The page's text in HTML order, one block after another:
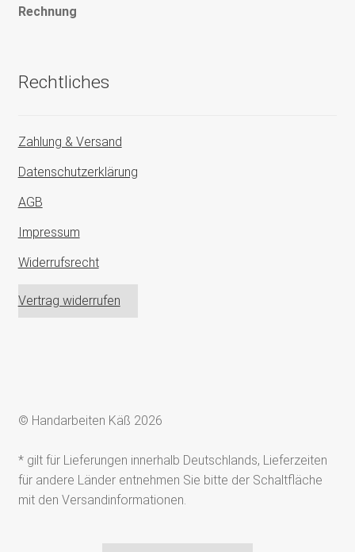
Rechnung
Rechtliches
Zahlung & Versand
Datenschutzerklärung
AGB
Impressum
Widerrufsrecht
Vertrag widerrufen
© Handarbeiten Käß 2026
* gilt für Lieferungen innerhalb Deutschlands, Lieferzeiten
für andere Länder entnehmen Sie bitte der Schaltfläche
mit den Versandinformationen.